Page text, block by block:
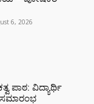
6, 2026
ಪಾಠ: ವಿದ್ಯಾರ್ಥಿ